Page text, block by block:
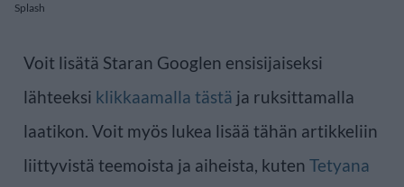
Splash
Voit lisätä Staran Googlen ensisijaiseksi
lähteeksi klikkaamalla tästä ja ruksittamalla
laatikon. Voit myös lukea lisää tähän artikkeliin
liittyvistä teemoista ja aiheista, kuten Tetyana